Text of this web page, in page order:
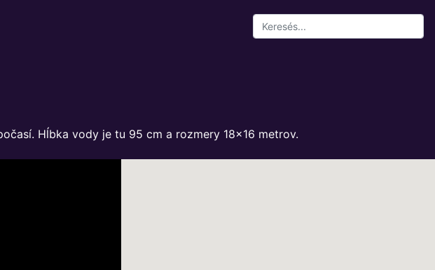
Hĺbka vody je tu 95 cm a rozmery 18x16 metrov.